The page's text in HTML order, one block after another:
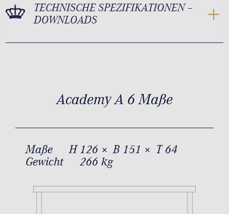
TECHNISCHE SPEZIFIKATIONEN –
DOWNLOADS
Academy A 6 Maße
Maße
H 126 × B 151 × T 64
Gewicht
266 kg